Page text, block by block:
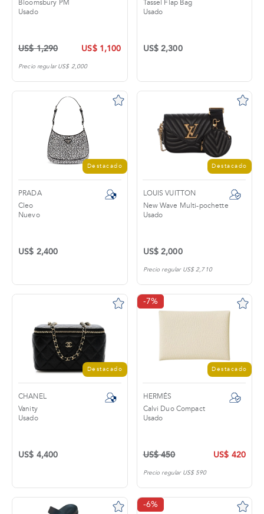
Bloomsbury PM
Usado
US$ 1,290 US$ 1,100
Precio regular US$ 2,000
Tassel Flap Bag
Usado
US$ 2,300
Destacado
PRADA
Cleo
Nuevo
US$ 2,400
Destacado
LOUIS VUITTON
New Wave Multi-pochette
Usado
US$ 2,000
Precio regular US$ 2,710
Destacado
CHANEL
Vanity
Usado
US$ 4,400
-7%
Destacado
HERMÉS
Calvi Duo Compact
Usado
US$ 450 US$ 420
Precio regular US$ 590
-6%